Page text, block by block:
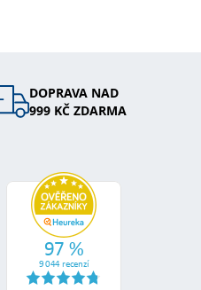
DOPRAVA NAD
999 KČ ZDARMA